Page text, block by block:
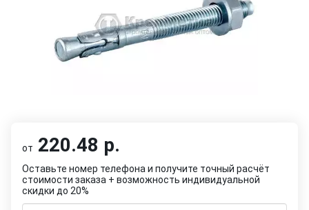
от 220.48 р.
Оставьте номер телефона и получите точный расчёт
стоимости заказа + возможность индивидуальной
скидки до 20%